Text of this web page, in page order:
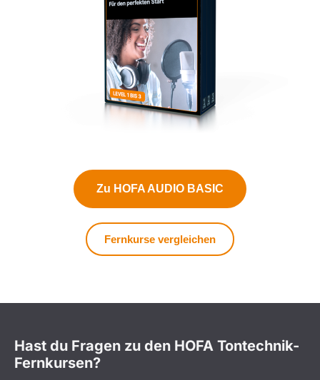
Zu HOFA AUDIO BASIC
Fernkurse vergleichen
Hast du Fragen zu den HOFA Tontechnik-
Fernkursen?